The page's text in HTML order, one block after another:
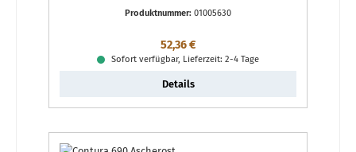
Produktnummer: 01005630
Regulärer Preis:
52,36 €
Sofort verfügbar, Lieferzeit: 2-4 Tage
Details